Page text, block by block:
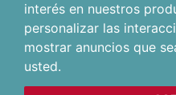
interés en nuestros
personalizar las
mostrar anuncios que
usted.